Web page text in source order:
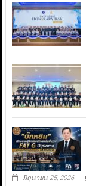
มิถุนายน 25, 2026